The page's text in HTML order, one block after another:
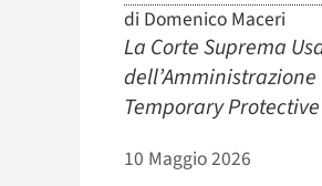
di Domenico Maceri
La Corte Suprema
Temporary
10 Maggio 2026